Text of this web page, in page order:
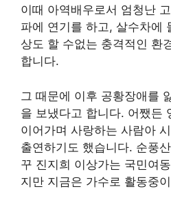
이때 아역배우로서 엄청난
파에 연기를 하고, 살수차에
상도 할 수없는 충격적인 환
합니다.
그 때문에 이후 공황장애를
을 보냈다고 합니다. 어쨌든
이어가며 사랑하는 사람아
출연하기도 했습니다. 순풍
꾸 진지희 이상가는 국민여
지만 지금은 가수로 활동중